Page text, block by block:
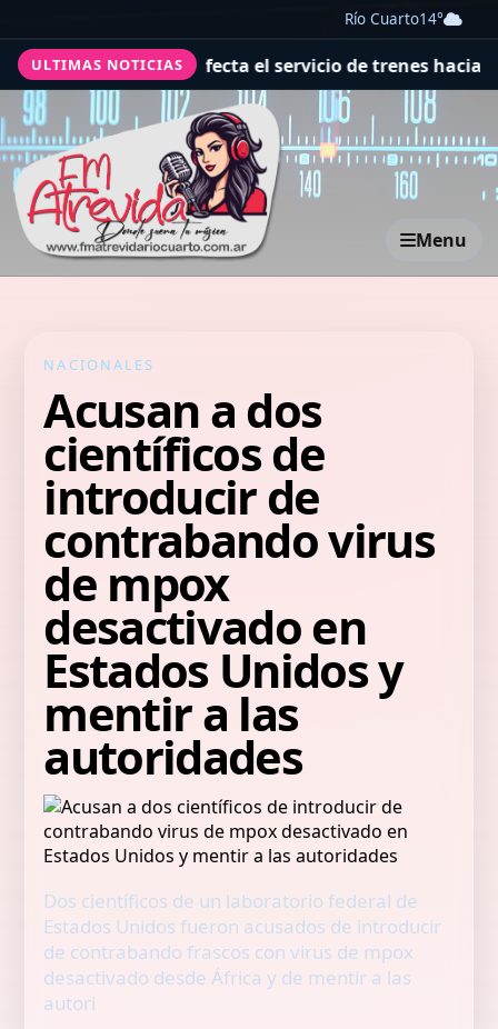
Río Cuarto14°
ULTIMAS NOTICIAS
que afecta el servicio de trenes hacia el santuario
Menu
NACIONALES
Acusan a dos
científicos de
introducir de
contrabando virus
de mpox
desactivado en
Estados Unidos y
mentir a las
autoridades
Dos científicos de un laboratorio federal de
Estados Unidos fueron acusados de introducir
de contrabando frascos con virus de mpox
desactivado desde África y de mentir a las
autori